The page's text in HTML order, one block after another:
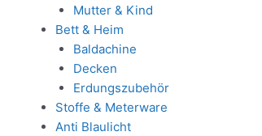
Mutter & Kind
Bett & Heim
Baldachine
Decken
Erdungszubehör
Stoffe & Meterware
Anti Blaulicht